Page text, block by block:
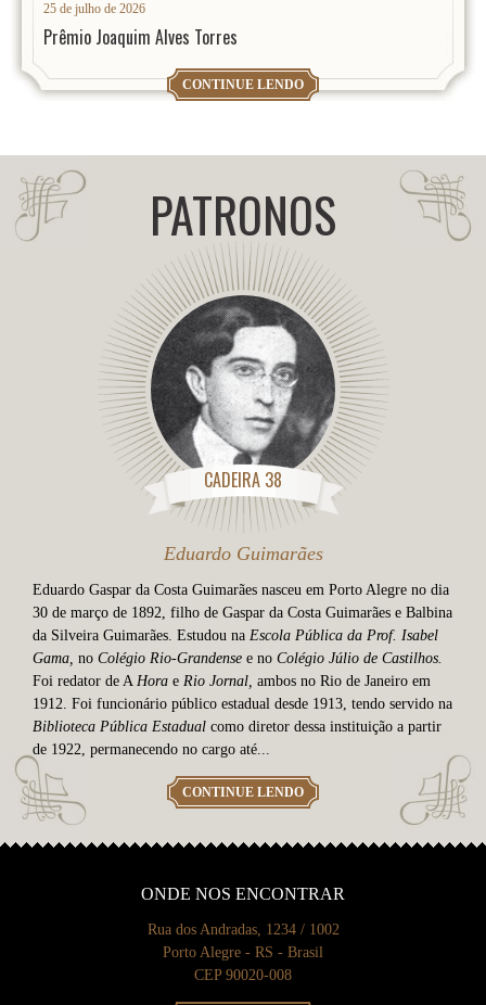
25 de julho de 2026
Prêmio Joaquim Alves Torres
CONTINUE LENDO
PATRONOS
CADEIRA 38
Eduardo Guimarães
Eduardo Gaspar da Costa Guimarães nasceu em Porto Alegre no dia
30 de março de 1892, filho de Gaspar da Costa Guimarães e Balbina
da Silveira Guimarães. Estudou na Escola Pública da Prof. Isabel
Gama, no Colégio Rio-Grandense e no Colégio Júlio de Castilhos.
Foi redator de A Hora e Rio Jornal, ambos no Rio de Janeiro em
1912. Foi funcionário público estadual desde 1913, tendo servido na
Biblioteca Pública Estadual como diretor dessa instituição a partir
de 1922, permanecendo no cargo até...
CONTINUE LENDO
ONDE NOS ENCONTRAR
Rua dos Andradas, 1234 / 1002
Porto Alegre - RS - Brasil
CEP 90020-008